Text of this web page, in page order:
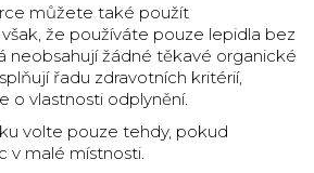
můžete také použít
že používáte pouze lepidla bez
neobsahují žádné těkavé organické
řadu zdravotních kritérií,
o vlastnosti odplynění.
volte pouze tehdy, pokud
v malé místnosti.